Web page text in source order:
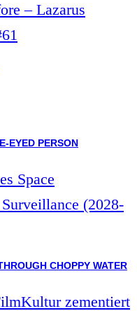
– Lazarus
Space
(2028-
zementiert